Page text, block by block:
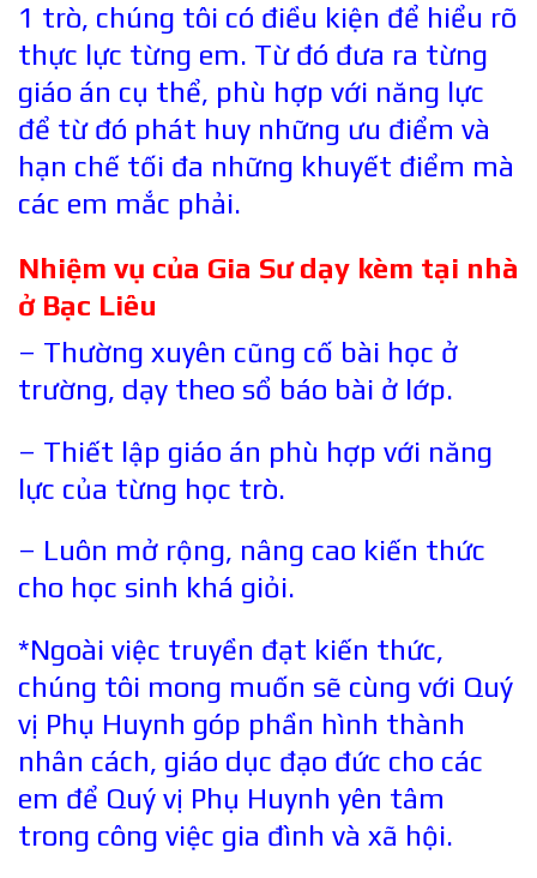
1 trò, chúng tôi có điều kiện để hiểu rõ
thực lực từng em. Từ đó đưa ra từng
giáo án cụ thể, phù hợp với năng lực
để từ đó phát huy những ưu điểm và
hạn chế tối đa những khuyết điểm mà
các em mắc phải.
Nhiệm vụ của Gia Sư dạy kèm tại nhà
ở Bạc Liêu
– Thường xuyên cũng cố bài học ở
trường, dạy theo sổ báo bài ở lớp.
– Thiết lập giáo án phù hợp với năng
lực của từng học trò.
– Luôn mở rộng, nâng cao kiến thức
cho học sinh khá giỏi.
*Ngoài việc truyền đạt kiến thức,
chúng tôi mong muốn sẽ cùng với Quý
vị Phụ Huynh góp phần hình thành
nhân cách, giáo dục đạo đức cho các
em để Quý vị Phụ Huynh yên tâm
trong công việc gia đình và xã hội.